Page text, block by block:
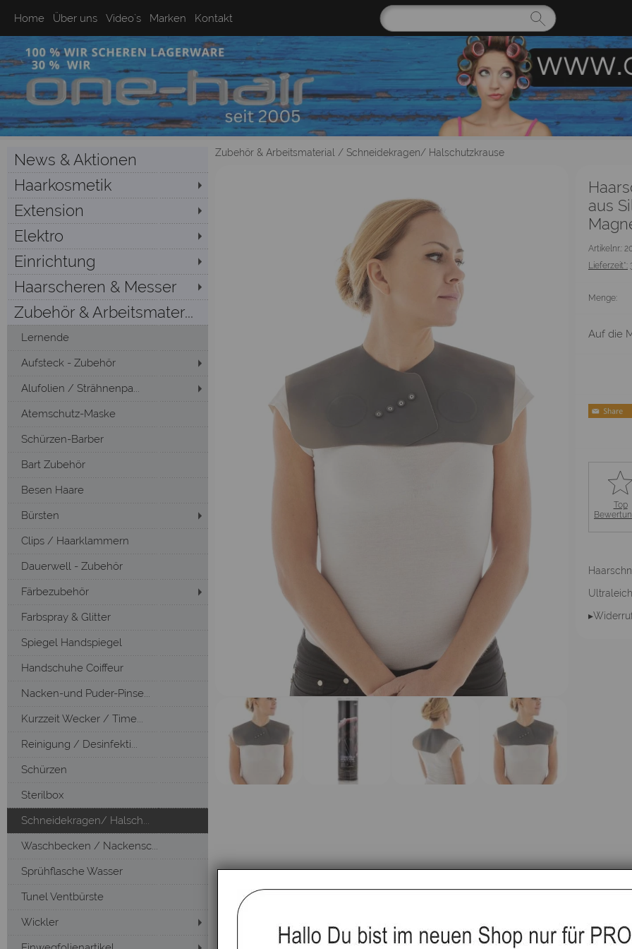
Home Über uns Video`s Marken Kontakt
News & Aktionen
Haarkosmetik
Extension
Elektro
Einrichtung
Haarscheren & Messer
Zubehör & Arbeitsmater...
Lernende
Aufsteck - Zubehör
Alufolien / Strähnenpa...
Atemschutz-Maske
Schürzen-Barber
Bart Zubehör
Besen Haare
Bürsten
Clips / Haarklammern
Dauerwell - Zubehör
Färbezubehör
Farbspray & Glitter
Spiegel Handspiegel
Handschuhe Coiffeur
Nacken-und Puder-Pinse...
Kurzzeit Wecker / Time...
Reinigung / Desinfekti...
Schürzen
Sterilbox
Schneidekragen/ Halsch...
Waschbecken / Nackensc...
Sprühflasche Wasser
Tunel Ventbürste
Wickler
Zubehör & Arbeitsmaterial / Schneidekragen/ Halschutzkrause
aus
Artikelnr.:
Lieferzeit*:
Menge:
Auf die
Top